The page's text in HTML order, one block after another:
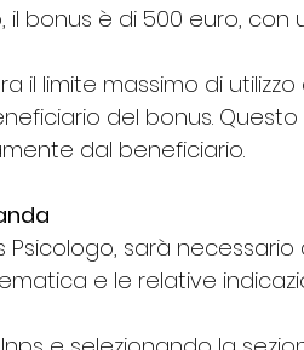
il bonus è di 500 euro, con
il limite massimo di
del bonus. Questo
dal beneficiario.
Psicologo, sarà
e le relative